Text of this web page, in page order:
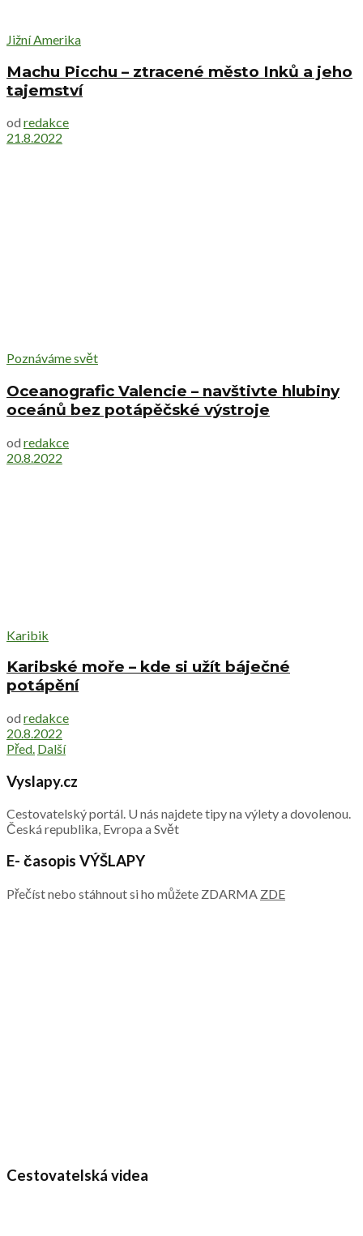
Jižní Amerika
Machu Picchu – ztracené město Inků a jeho
tajemství
od redakce
21.8.2022
Poznáváme svět
Oceanografic Valencie – navštivte hlubiny
oceánů bez potápěčské výstroje
od redakce
20.8.2022
Karibik
Karibské moře – kde si užít báječné
potápění
od redakce
20.8.2022
Před. Další
Vyslapy.cz
Cestovatelský portál. U nás najdete tipy na výlety a dovolenou.
Česká republika, Evropa a Svět
E- časopis VÝŠLAPY
Přečíst nebo stáhnout si ho můžete ZDARMA ZDE
Cestovatelská videa